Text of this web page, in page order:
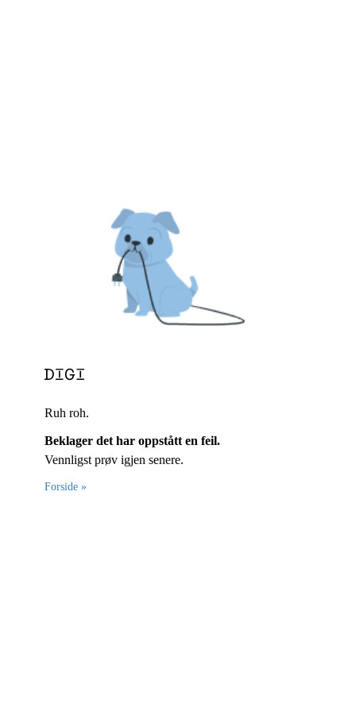
Ruh roh.
Beklager det har oppstått en feil.
Vennligst prøv igjen senere.
Forside »